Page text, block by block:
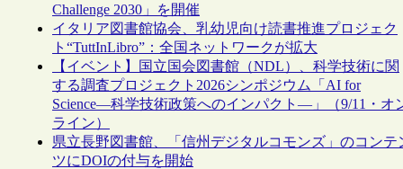
Challenge 2030」を開催
イタリア図書館協会、乳幼児向け読書推進プロジェク
ト“TuttInLibro”：全国ネットワークが拡大
【イベント】国立国会図書館（NDL）、科学技術に関
する調査プロジェクト2026シンポジウム「AI for
Science―科学技術政策へのインパクト―」（9/11・オ
ライン）
県立長野図書館、「信州デジタルコモンズ」のコンテ
ツにDOIの付与を開始